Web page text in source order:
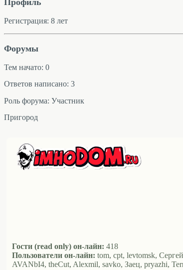
Профиль
Регистрация: 8 лет
Форумы
Тем начато: 0
Ответов написано: 3
Роль форума: Участник
Пригород
Гости (read only) он-лайн: 418
Пользователи он-лайн: tom, cpt, levtomsk,
AVANbI4, theCut, Alexmil, savko, Заец, pryazhi,